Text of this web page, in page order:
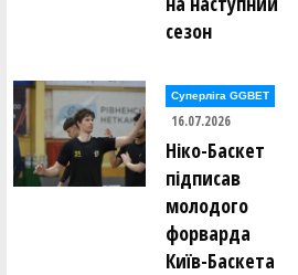
сезон
Суперліга GGBET
16.07.2026
Ніко-Баскет
підписав
молодого
форварда
Київ-Баскета